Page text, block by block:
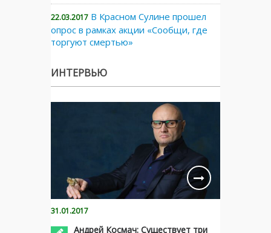
22.03.2017 В Красном Сулине прошел
опрос в рамках акции «Сообщи, где
торгуют смертью»
ИНТЕРВЬЮ
31.01.2017
Андрей Космач: Существует три